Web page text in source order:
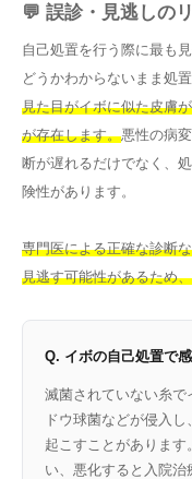
💬 誤診・見逃しの
自己処置を行う際に最も
どうかわからないまま処
見た目がイボに似た皮膚
が存在します。悪性の病
断が遅れるだけでなく、
険性があります。
専門医による正確な診断
見逃す可能性があるため
Q. イボの自己処置で
滅菌されていない糸
ドウ球菌などが侵入
起こすことがありま
い、悪化すると入院